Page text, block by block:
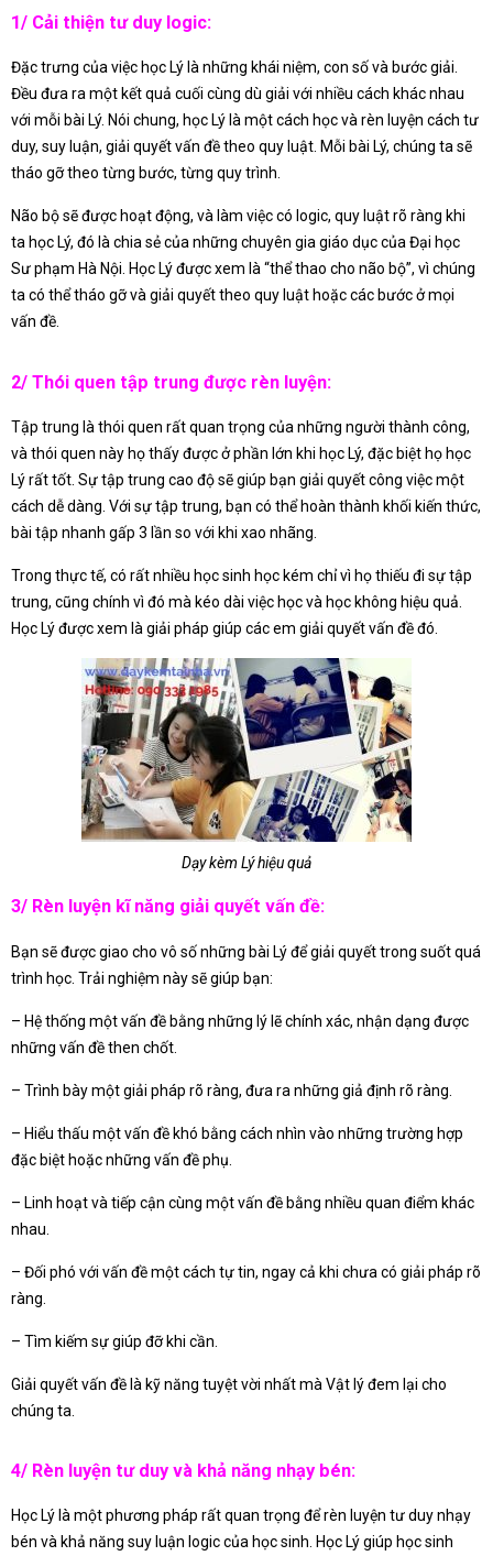
1/ Cải thiện tư duy logic:
Đặc trưng của việc học Lý là những khái niệm, con số và bước giải.
Đều đưa ra một kết quả cuối cùng dù giải với nhiều cách khác nhau
với mỗi bài Lý. Nói chung, học Lý là một cách học và rèn luyện cách tư
duy, suy luận, giải quyết vấn đề theo quy luật. Mỗi bài Lý, chúng ta sẽ
tháo gỡ theo từng bước, từng quy trình.
Não bộ sẽ được hoạt động, và làm việc có logic, quy luật rõ ràng khi
ta học Lý, đó là chia sẻ của những chuyên gia giáo dục của Đại học
Sư phạm Hà Nội. Học Lý được xem là “thể thao cho não bộ”, vì chúng
ta có thể tháo gỡ và giải quyết theo quy luật hoặc các bước ở mọi
vấn đề.
2/ Thói quen tập trung được rèn luyện:
Tập trung là thói quen rất quan trọng của những người thành công,
và thói quen này họ thấy được ở phần lớn khi học Lý, đặc biệt họ học
Lý rất tốt. Sự tập trung cao độ sẽ giúp bạn giải quyết công việc một
cách dễ dàng. Với sự tập trung, bạn có thể hoàn thành khối kiến thức,
bài tập nhanh gấp 3 lần so với khi xao nhãng.
Trong thực tế, có rất nhiều học sinh học kém chỉ vì họ thiếu đi sự tập
trung, cũng chính vì đó mà kéo dài việc học và học không hiệu quả.
Học Lý được xem là giải pháp giúp các em giải quyết vấn đề đó.
Dạy kèm Lý hiệu quả
3/ Rèn luyện kĩ năng giải quyết vấn đề:
Bạn sẽ được giao cho vô số những bài Lý để giải quyết trong suốt quá
trình học. Trải nghiệm này sẽ giúp bạn:
– Hệ thống một vấn đề bằng những lý lẽ chính xác, nhận dạng được
những vấn đề then chốt.
– Trình bày một giải pháp rõ ràng, đưa ra những giả định rõ ràng.
– Hiểu thấu một vấn đề khó bằng cách nhìn vào những trường hợp
đặc biệt hoặc những vấn đề phụ.
– Linh hoạt và tiếp cận cùng một vấn đề bằng nhiều quan điểm khác
nhau.
– Đối phó với vấn đề một cách tự tin, ngay cả khi chưa có giải pháp rõ
ràng.
– Tìm kiếm sự giúp đỡ khi cần.
Giải quyết vấn đề là kỹ năng tuyệt vời nhất mà Vật lý đem lại cho
chúng ta.
4/ Rèn luyện tư duy và khả năng nhạy bén:
Học Lý là một phương pháp rất quan trọng để rèn luyện tư duy nhạy
bén và khả năng suy luận logic của học sinh. Học Lý giúp học sinh